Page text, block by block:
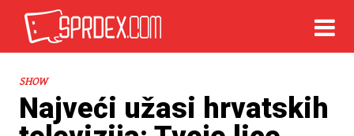
SHOW
Najveći užasi hrvatskih